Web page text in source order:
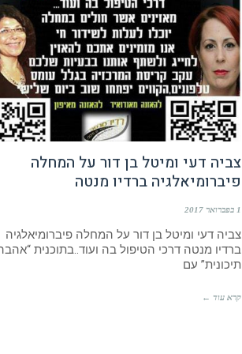
צביה דעי ומיטל בן דור על המחלה
פיברומיאלגיה ברדיו מנטה
1 בפברואר 2017
צביה דעי ומיטל בן דור על המחלה פיברומיאלגיה
ברדיו מנטה דרכי הטיפול בה ועוד..בתוכנית
תיכונית” עם
קרא עוד ←